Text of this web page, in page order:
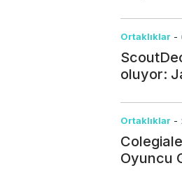
Ortaklıklar -
oluyor:
Ortaklıklar -
Oyuncu